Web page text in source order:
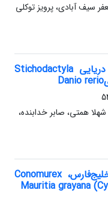
سیف آبادی، پرویز توکلی
اثر ترکیبات پروتئینی مخاط شقایق دریایی Stichodactyla
همتی، صابر خدابنده،
ساختار رادولا در دو گونه شکم‌پای خلیج‌فارس، Conomurex